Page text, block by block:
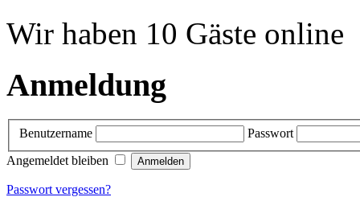
Wir haben 10 Gäste online
Anmeldung
Benutzername
Passwort
Angemeldet bleiben
Passwort vergessen?